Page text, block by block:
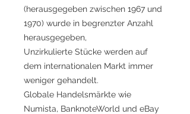
(herausgegeben zwischen 1967 und
1970) wurde in begrenzter Anzahl
herausgegeben,
Unzirkulierte Stücke werden auf
dem internationalen Markt immer
weniger gehandelt.
Globale Handelsmärkte wie
Numista, BanknoteWorld und eBay